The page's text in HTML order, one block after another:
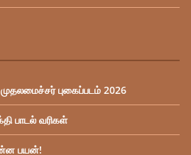
புகைப்படம் 2026
பாடல் வரிகள்
பயன்!